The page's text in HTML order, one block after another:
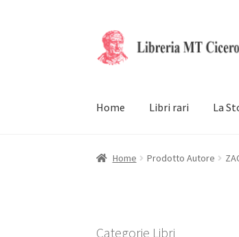
Vai
alla
Vai
al
Home Libri rari La
Home Prodotto Autore
Categorie Libri